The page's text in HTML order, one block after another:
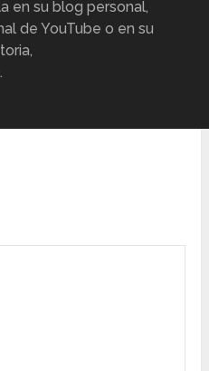
en su blog personal,
de YouTube o en su